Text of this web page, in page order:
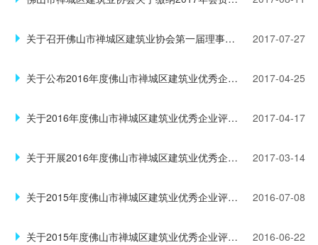
关于召开佛山市禅城区建筑业协会第一届理事会第五次会议的通知（禅建社秘字〔2017〕1号） 2017-07-27
关于公布2016年度佛山市禅城区建筑业优秀企业评选结果的通知（禅建社字〔2017〕3号） 2017-04-25
关于2016年度佛山市禅城区建筑业优秀企业评选结果的公示（禅建社字〔2017〕2号） 2017-04-17
关于开展2016年度佛山市禅城区建筑业优秀企业评选活动的通知（禅建社字〔2017〕1号） 2017-03-14
关于2015年度佛山市禅城区建筑业优秀企业评选结果的通知（禅建社字〔2016〕6号） 2016-07-08
关于2015年度佛山市禅城区建筑业优秀企业评选结果的公示（禅建社字〔2016〕5号） 2016-06-22